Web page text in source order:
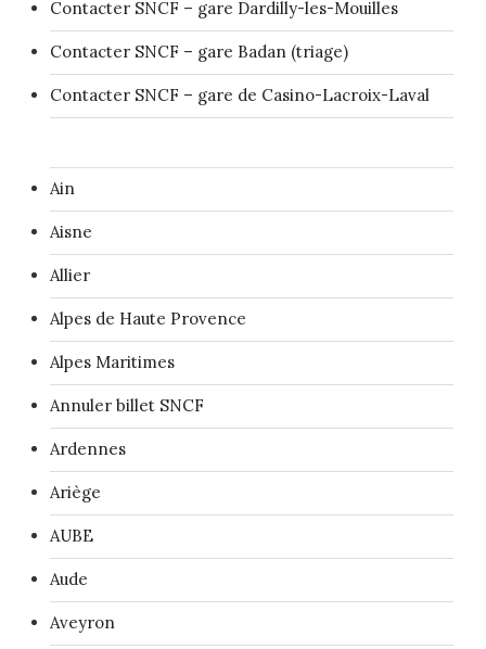
Contacter SNCF – gare Dardilly-les-Mouilles
Contacter SNCF – gare Badan (triage)
Contacter SNCF – gare de Casino-Lacroix-Laval
Ain
Aisne
Allier
Alpes de Haute Provence
Alpes Maritimes
Annuler billet SNCF
Ardennes
Ariège
AUBE
Aude
Aveyron